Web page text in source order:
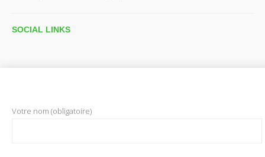
SOCIAL LINKS
Votre nom (obligatoire)